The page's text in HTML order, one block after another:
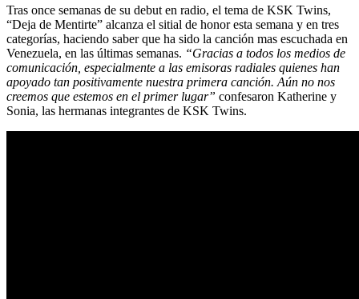
Tras once semanas de su debut en radio, el tema de KSK Twins,
“Deja de Mentirte” alcanza el sitial de honor esta semana y en tres
categorías, haciendo saber que ha sido la canción mas escuchada en
Venezuela, en las últimas semanas. “Gracias a todos los medios de
comunicación, especialmente a las emisoras radiales quienes han
apoyado tan positivamente nuestra primera canción. Aún no nos
creemos que estemos en el primer lugar” confesaron Katherine y
Sonia, las hermanas integrantes de KSK Twins.